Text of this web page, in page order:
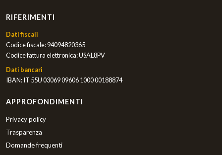
RIFERIMENTI
Dati fiscali
Codice fiscale: 94094820365
Codice fattura elettronica: USAL8PV
Dati bancari
IBAN: IT 55U 03069 09606 1000 00188874
APPROFONDIMENTI
Privacy policy
Trasparenza
Domande frequenti